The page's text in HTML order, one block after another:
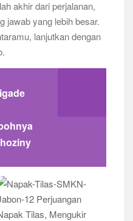
akhir dari perjalanan,
jawab yang lebih besar.
lanjutkan dengan